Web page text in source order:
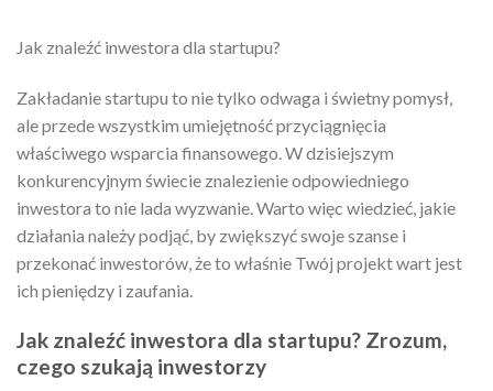
Jak znaleźć inwestora dla startupu?
Zakładanie startupu to nie tylko odwaga i świetny pomysł,
ale przede wszystkim umiejętność przyciągnięcia
właściwego wsparcia finansowego. W dzisiejszym
konkurencyjnym świecie znalezienie odpowiedniego
inwestora to nie lada wyzwanie. Warto więc wiedzieć, jakie
działania należy podjąć, by zwiększyć swoje szanse i
przekonać inwestorów, że to właśnie Twój projekt wart jest
ich pieniędzy i zaufania.
Jak znaleźć inwestora dla startupu? Zrozum,
czego szukają inwestorzy